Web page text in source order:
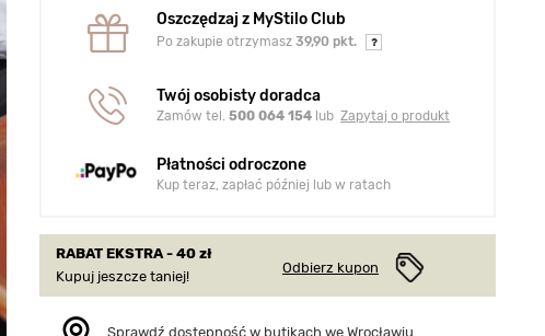
Oszczędzaj z MyStilo Club
Po zakupie otrzymasz 39,90 pkt.
Twój osobisty doradca
Zamów tel.500 064 154 lub Zapytaj o produkt
Płatności odroczone
Kup teraz, zapłać później lub w ratach
RABAT EKSTRA - 40 zł
Kupuj jeszcze taniej!
Odbierz kupon
Sprawdź dostępność w butikach we Wrocławiu